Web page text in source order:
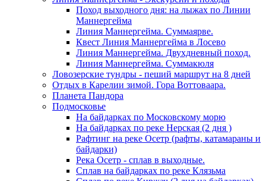
Поход выходного дня: на лыжах по Линии
Маннергейма
Линия Маннергейма. Суммаярве.
Квест Линия Маннергейма в Лосево
Линия Маннергейма. Двухдневный поход.
Линия Маннергейма. Суммакюля
Ловозерские тундры - пеший маршрут на 8 дней
Отдых в Карелии зимой. Гора Воттоваара.
Планета Пандора
Подмосковье
На байдарках по Московскому морю
На байдарках по реке Нерская (2 дня )
Рафтинг на реке Осетр (рафты, катамараны и
байдарки)
Река Осетр - сплав в выходные.
Сплав на байдарках по реке Клязьма